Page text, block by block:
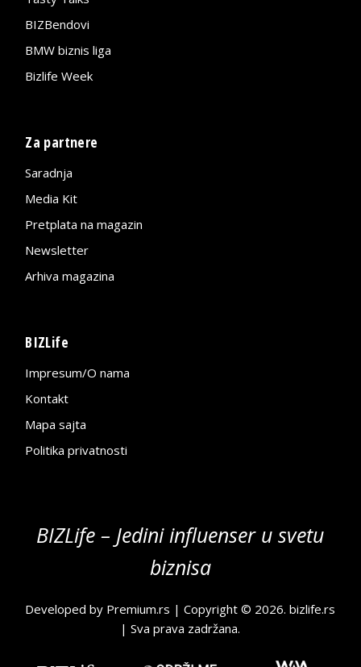
BIZBendovi
BMW biznis liga
Bizlife Week
Za partnere
Saradnja
Media Kit
Pretplata na magazin
Newsletter
Arhiva magazina
BIZLife
Impresum/O nama
Kontakt
Mapa sajta
Politika privatnosti
BIZLife – Jedini influenser u svetu
biznisa
Developed by Premium.rs | Copyright © 2026.bizlife.rs
| Sva prava zadržana.